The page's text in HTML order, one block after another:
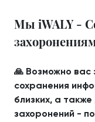
Мы iWALY -
🙏 Возможно вас
сохранения
близких, а
захоронений -